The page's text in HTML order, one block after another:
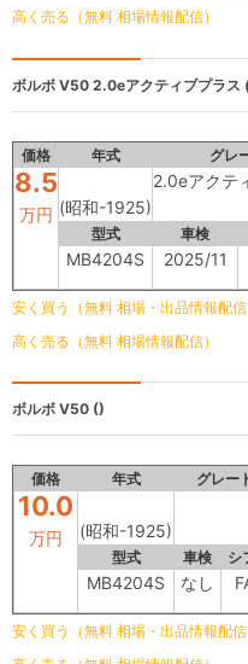
高く売る（無料 相場情報配信）
ボルボ V50 2.0eアクティブプラス
価格 年式 グレ
8.5
万円 (昭和-1925)
2.0eアクテ
型式 車検
MB4204S 2025/11
安く買う（無料 相場・出品情報配信
高く売る（無料 相場情報配信）
ボルボ V50 ()
価格 年式 グレー
10.0
万円 (昭和-1925)
型式 車検 シ
MB4204S なし
安く買う（無料 相場・出品情報配信